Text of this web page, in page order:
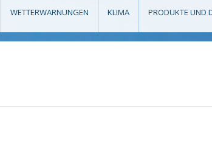
WETTERWARNUNGEN KLIMA PRODUKTE UND